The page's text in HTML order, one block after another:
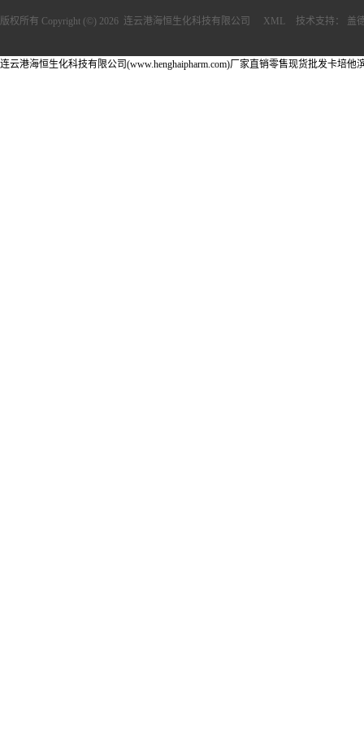
版权所有 Copyright (©) 2026 连云港海恒生化科技有限公司 XML 技术支持： 盖
连云港海恒生化科技有限公司(www.henghaipharm.com)厂家直销零售现货批发卡培